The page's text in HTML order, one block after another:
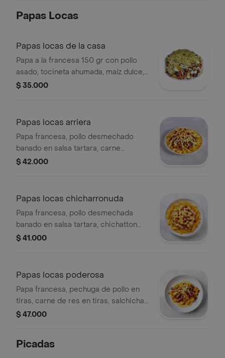
Papas Locas
Papas locas de la casa
Papa a la francesa 150 gr con pollo
asado, tocineta ahumada, maíz dulce,
salsa tártara y papa picada de perro
$ 35.000
Papas locas arriera
Papa francesa, pollo desmechado
banado en salsa tartara, carne
desmechada cubierta de hogao,
queso doble crema fundido.
$ 42.000
Papas locas chicharronuda
Papa francesa, pollo desmechada
banado en salsa tartara, chichatton
carnudo la facenda maiz dulce,
$ 41.000
Papas locas poderosa
Papa francesa, pechuga de pollo en
tiras, carne de res en tiras, salchicha
americana, tocineta crispy, maiz
fundido.
$ 47.000
Picadas